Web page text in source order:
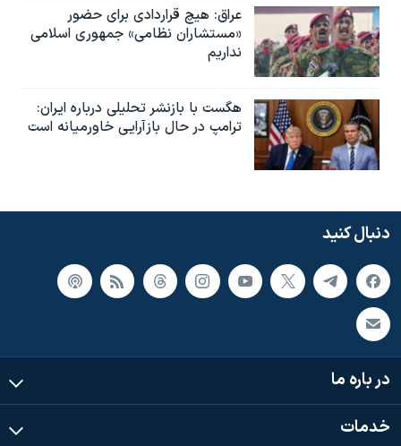
عراق: هیچ قراردادی برای حضور
«مستشاران نظامی» جمهوری اسلامی
نداریم
هگست با بازنشر تحلیلی درباره ایران:
ترامپ در حال بازآرایی خاورمیانه است
دنبال کنید
در باره ما
خدمات